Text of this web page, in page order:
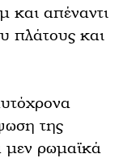
και απέναντι
πλάτους και
της
μεν ρωμαϊκά